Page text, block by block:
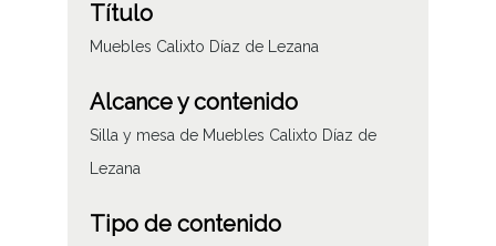
Título
Muebles Calixto Díaz de Lezana
Alcance y contenido
Silla y mesa de Muebles Calixto Díaz de
Lezana
Tipo de contenido